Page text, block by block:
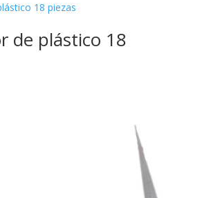
de plástico 18